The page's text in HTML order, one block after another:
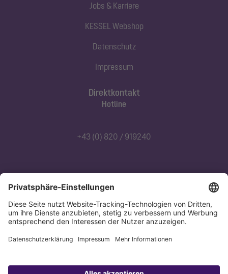
Direktkontakt
Hotline
+43 (0) 820 / 919240
Abonnieren Sie unseren Newsletter
Jetzt anmelden
Jobs & Karriere
KESSEL Webshop
Datenschutz
Impressum